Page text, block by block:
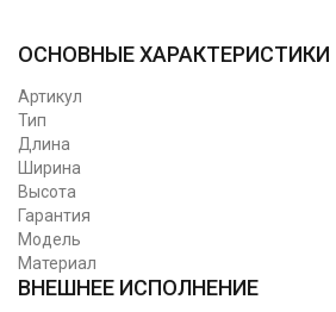
ОСНОВНЫЕ ХАРАКТЕРИСТИКИ
Артикул
Тип
Длина
Ширина
Высота
Гарантия
Модель
Материал
ВНЕШНЕЕ ИСПОЛНЕНИЕ